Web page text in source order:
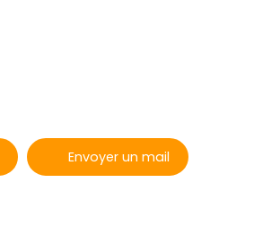
Envoyer un mail